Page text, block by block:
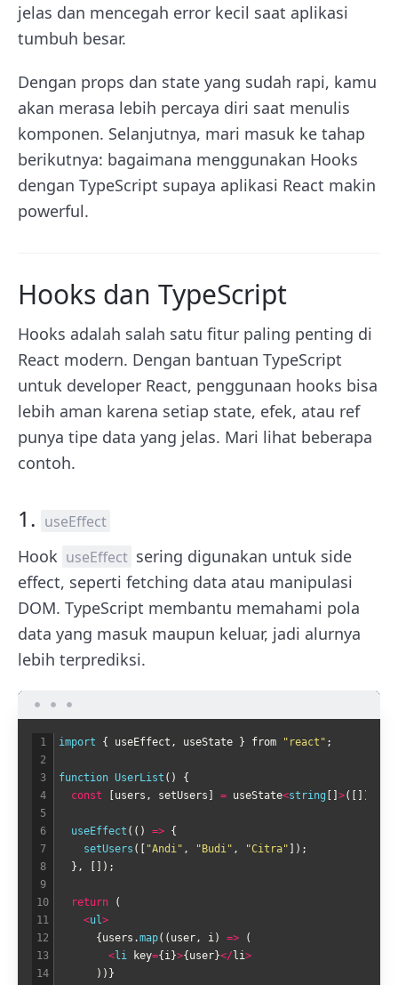
jelas dan mencegah error kecil saat aplikasi
tumbuh besar.
Dengan props dan state yang sudah rapi, kamu
akan merasa lebih percaya diri saat menulis
komponen. Selanjutnya, mari masuk ke tahap
berikutnya: bagaimana menggunakan Hooks
dengan TypeScript supaya aplikasi React makin
powerful.
Hooks dan TypeScript
Hooks adalah salah satu fitur paling penting di
React modern. Dengan bantuan TypeScript
untuk developer React, penggunaan hooks bisa
lebih aman karena setiap state, efek, atau ref
punya tipe data yang jelas. Mari lihat beberapa
contoh.
1. useEffect
Hook useEffect sering digunakan untuk side
effect, seperti fetching data atau manipulasi
DOM. TypeScript membantu memahami pola
data yang masuk maupun keluar, jadi alurnya
lebih terprediksi.
1
2
3
4
5
6
7
8
9
10
11
12
13
14
import { useEffect , useState } from "react" ;
function UserList ( )
{
const
[users , setUsers ] = useState<string [ ] >( [ ] )
useEffect ( ( ) => {
setUsers ( [ "Andi" , "Budi" , "Citra" ] ) ;
} , [ ] ) ;
return
(
<ul >
{users .map( ( user , i ) =>
(
<li key={i }>{user}</li>
) ) }